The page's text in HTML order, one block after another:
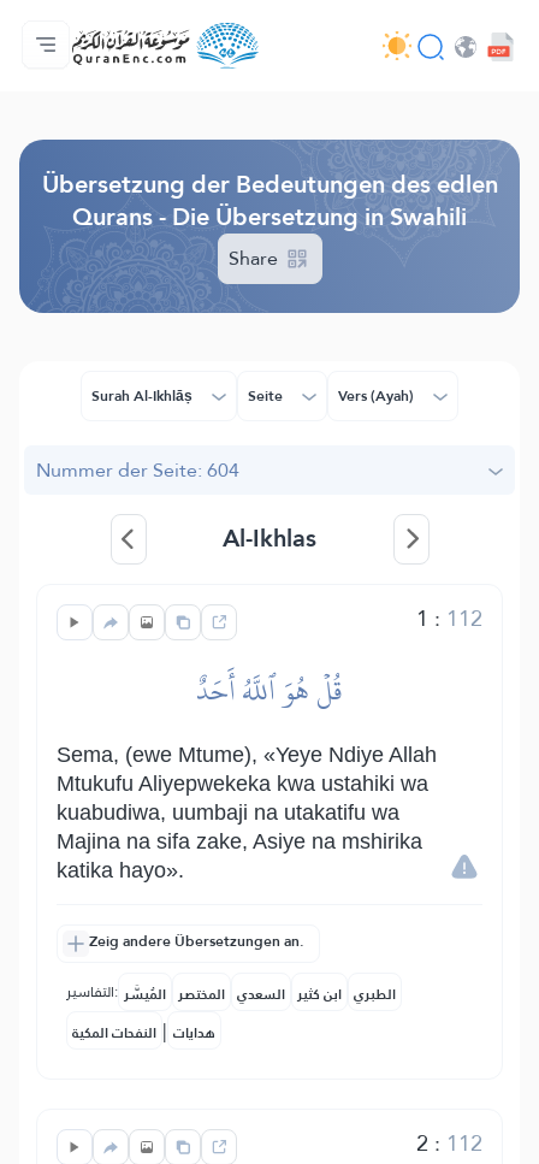
Hauptseite
Inhaltsverzeichnis der Übersetzungen
Audio
Service der Entwickler - API
Über das Projekt
Kontakt
Sprache
Übersetzung der Bedeutungen des edlen
Qurans - Die Übersetzung in Swahili
Share
Surah Al-Ikhlāṣ Seite Vers (Ayah)
Nummer der Seite: 604
Al-Ikhlas
1 : 112
قُلۡ هُوَ ٱللَّهُ أَحَدٌ
Sema, (ewe Mtume), «Yeye Ndiye Allah
Mtukufu Aliyepwekeka kwa ustahiki wa
kuabudiwa, uumbaji na utakatifu wa
Majina na sifa zake, Asiye na mshirika
katika hayo».
Zeig andere Übersetzungen an.
التفاسير: المُيسَّر المختصر السعدي ابن كثير الطبري
النفحات المكية | هدايات
2 : 112